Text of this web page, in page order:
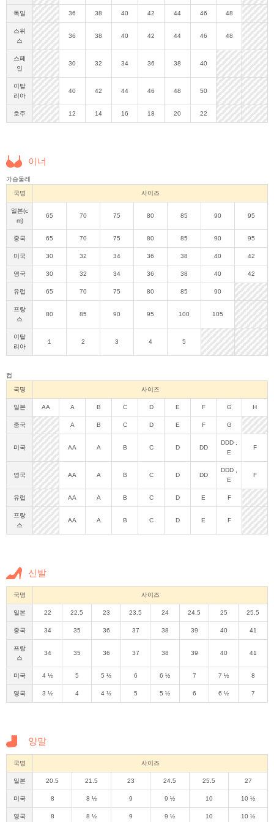
독일 36 38 40 42 44 46 48
스위
스
36 38 40 42 44 46 48
스페
인
30 32 34 36 38 40
이탈
리아
40 42 44 46 48 50
호주 12 14 16 18 20 22
이너
가슴둘레
국명 사이즈
일본(c
m)
65 70 75 80 85 90 95
중국 65 70 75 80 85 90 95
미국 30 32 34 36 38 40 42
영국 30 32 34 36 38 40 42
유럽 65 70 75 80 85 90
프랑
스
80 85 90 95 100 105
이탈
리아
1 2 3 4 5
컵
국명 사이즈
일본 AA A B C D E F G H
중국 A B C D E F G
미국 AA A B C D DD
DDD ,
E
F
영국 AA A B C D DD
DDD ,
E
F
유럽 AA A B C D E F
프랑
스
AA A B C D E F
신발
국명 사이즈
일본 22 22.5 23 23.5 24 24.5 25 25.5
중국 34 35 36 37 38 39 40 41
프랑
스
34 35 36 37 38 39 40 41
미국 4 ½ 5 5 ½ 6 6 ½ 7 7 ½ 8
영국 3 ½ 4 4 ½ 5 5 ½ 6 6 ½ 7
양말
국명 사이즈
일본 20.5 21.5 23 24.5 25.5 27
미국 8 8 ½ 9 9 ½ 10 10 ½
영국 8 8 ½ 9 9 ½ 10 10 ½